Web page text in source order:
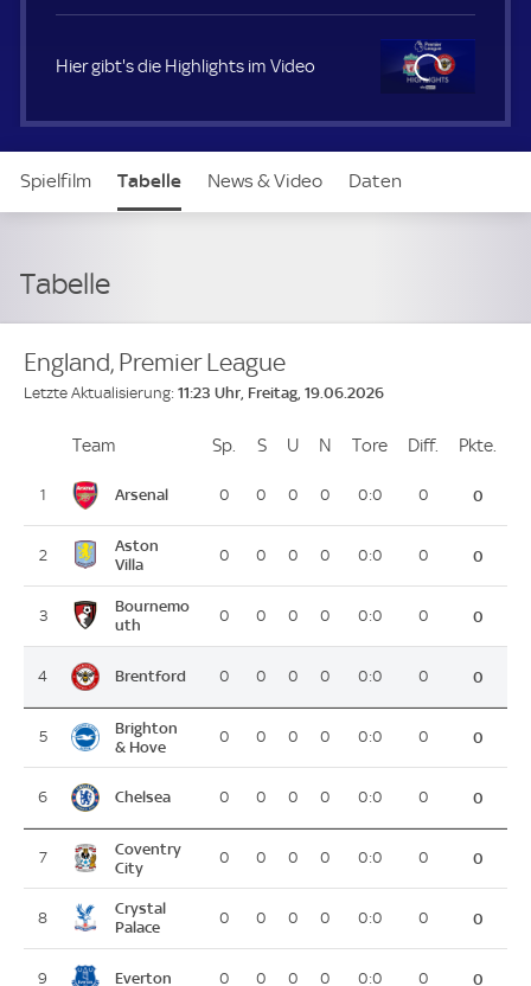
t
t
Hier gibt's die Highlights im Video
Spielfilm Tabelle News & Video Daten
Tabelle
England, Premier League
Letzte Aktualisierung: 11:23 Uhr, Freitag, 19.06.2026
PlatzTeam Sp. Spiele
SSiege
U Unentschieden
N Niederlagen
Tore ToreDiff. Differenz
Pkte.
1 Arsenal 0 0 0 0 0:0 0 0
2
Aston
Villa
0 0 0 0 0:0 0 0
3
Bournemo
uth
0 0 0 0 0:0 0 0
4 Brentford 0 0 0 0 0:0 0 0
5
Brighton
& Hove
0 0 0 0 0:0 0 0
6 Chelsea 0 0 0 0 0:0 0 0
7
Coventry
City
0 0 0 0 0:0 0 0
8
Crystal
Palace
0 0 0 0 0:0 0 0
9 Everton 0 0 0 0 0:0 0 0